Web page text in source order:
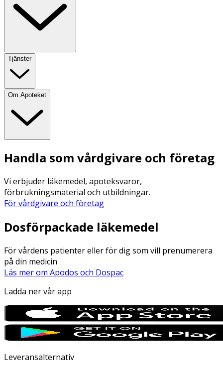
Tjänster
Om Apoteket
Handla som vårdgivare och företag
Vi erbjuder läkemedel, apoteksvaror,
förbrukningsmaterial och utbildningar.
För vårdgivare och företag
Dosförpackade läkemedel
För vårdens patienter eller för dig som vill prenumerera
på din medicin
Läs mer om Apodos och Dospac
Ladda ner vår app
Leveransalternativ